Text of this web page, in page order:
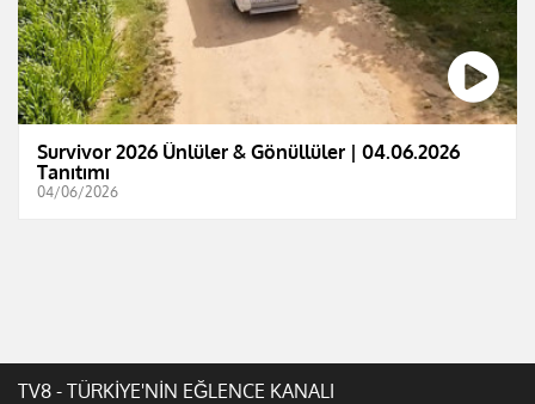
Survivor 2026 Ünlüler & Gönüllüler | 04.06.2026
Tanıtımı
04/06/2026
TV8 - TÜRKİYE'NİN EĞLENCE KANALI